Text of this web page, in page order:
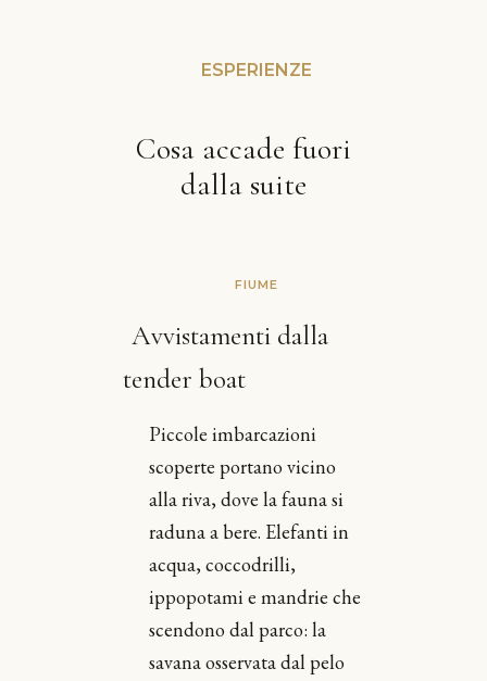
ESPERIENZE
Cosa accade fuori
dalla suite
FIUME
Avvistamenti dalla
tender boat
Piccole imbarcazioni
scoperte portano vicino
alla riva, dove la fauna si
raduna a bere. Elefanti in
acqua, coccodrilli,
ippopotami e mandrie che
scendono dal parco: la
savana osservata dal pelo